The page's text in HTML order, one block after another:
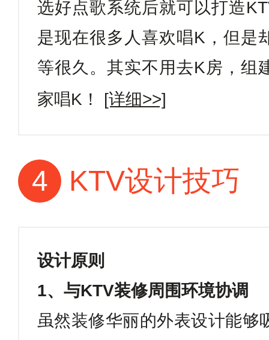
选好点歌系统后就可以打造
是现在很多人喜欢唱K ，但是
等很久。其实不用去K房，组
家唱K ！ [详细>>]
4 KTV设计技巧
设计原则
1、与KTV装修周围环境协调
虽然装修华丽的外表设计能够